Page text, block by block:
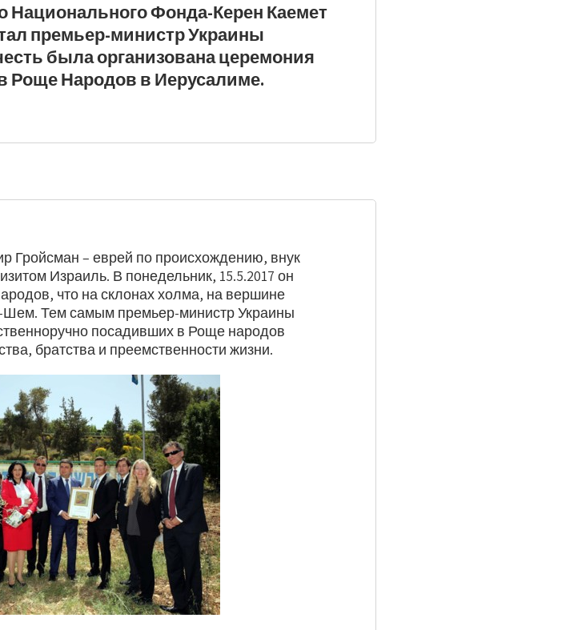
Национального Фонда-Керен Каемет
премьер-министр Украины
была организована церемония
Роще Народов в Иерусалиме.
Гройсман – еврей по происхождению, внук
Израиль. В понедельник, 15.5.2017 он
что на склонах холма, на вершине
Шем. Тем самым премьер-министр Украины
посадивших в Роще народов
братства и преемственности жизни.